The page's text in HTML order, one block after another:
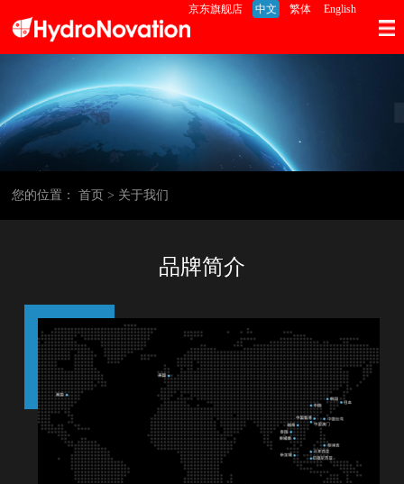
京东旗舰店 中文 繁体 English
您的位置：首页 > 关于我们
品牌简介